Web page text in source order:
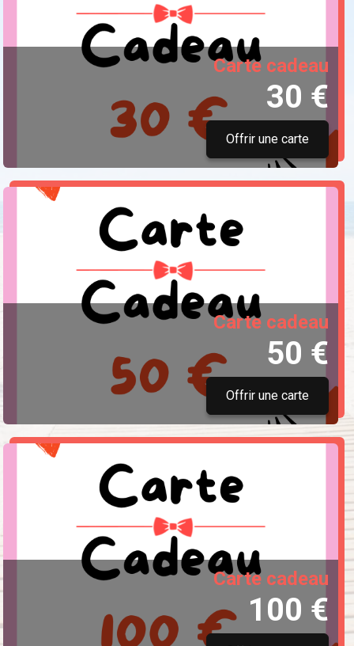
Carte cadeau
30 €
Offrir une carte
Carte cadeau
50 €
Offrir une carte
Carte cadeau
100 €